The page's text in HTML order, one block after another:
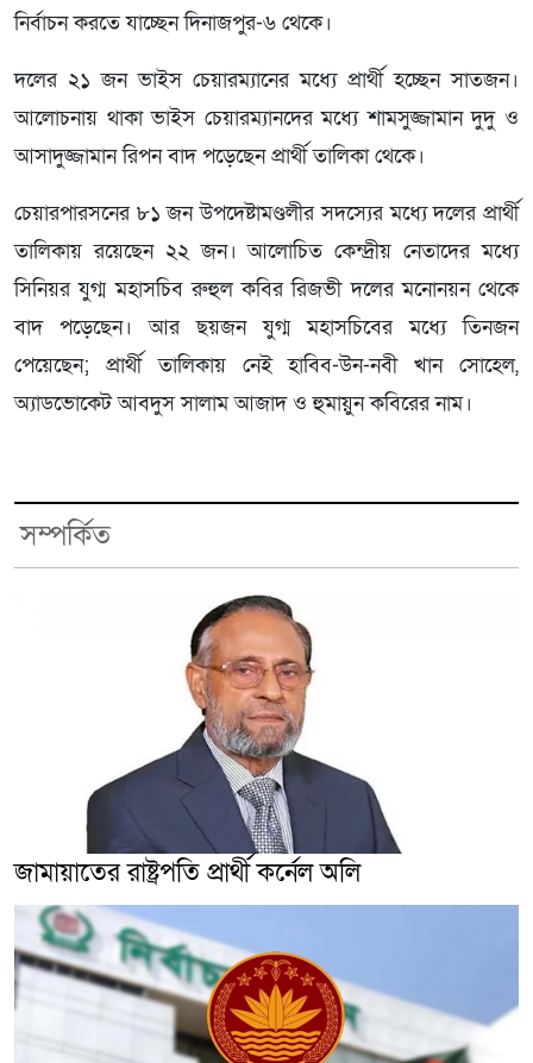
নির্বাচন করতে যাচ্ছেন দিনাজপুর-৬ থেকে।
দলের ২১ জন ভাইস চেয়ারম্যানের মধ্যে প্রার্থী হচ্ছেন সাতজন।
আলোচনায় থাকা ভাইস চেয়ারম্যানদের মধ্যে শামসুজ্জামান দুদু ও
আসাদুজ্জামান রিপন বাদ পড়েছেন প্রার্থী তালিকা থেকে।
চেয়ারপারসনের ৮১ জন উপদেষ্টামণ্ডলীর সদস্যের মধ্যে দলের প্রার্থী
তালিকায় রয়েছেন ২২ জন। আলোচিত কেন্দ্রীয় নেতাদের মধ্যে
সিনিয়র যুগ্ম মহাসচিব রুহুল কবির রিজভী দলের মনোনয়ন থেকে
বাদ পড়েছেন। আর ছয়জন যুগ্ম মহাসচিবের মধ্যে তিনজন
পেয়েছেন; প্রার্থী তালিকায় নেই হাবিব-উন-নবী খান সোহেল,
অ্যাডভোকেট আবদুস সালাম আজাদ ও হুমায়ুন কবিরের নাম।
সম্পর্কিত
জামায়াতের রাষ্ট্রপতি প্রার্থী কর্নেল অলি